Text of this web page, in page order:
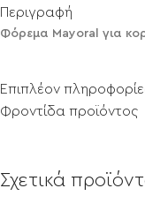
Περιγραφή
Φόρεμα Mayoral για
Επιπλέον
Φροντίδα προϊόντος
Σχετικά